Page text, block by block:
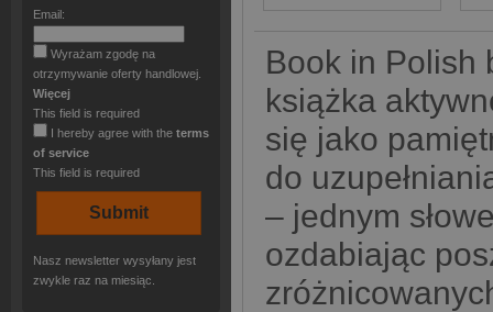
Email:
Wyrażam zgodę na
otrzymywanie oferty handlowej.
Więcej
This field is required
I hereby agree with the terms
of service
This field is required
Nasz newsletter wysyłany jest
zwykle raz na miesiąc.
Book in Polish
książka
się jako
do
– jednym
ozdabiając